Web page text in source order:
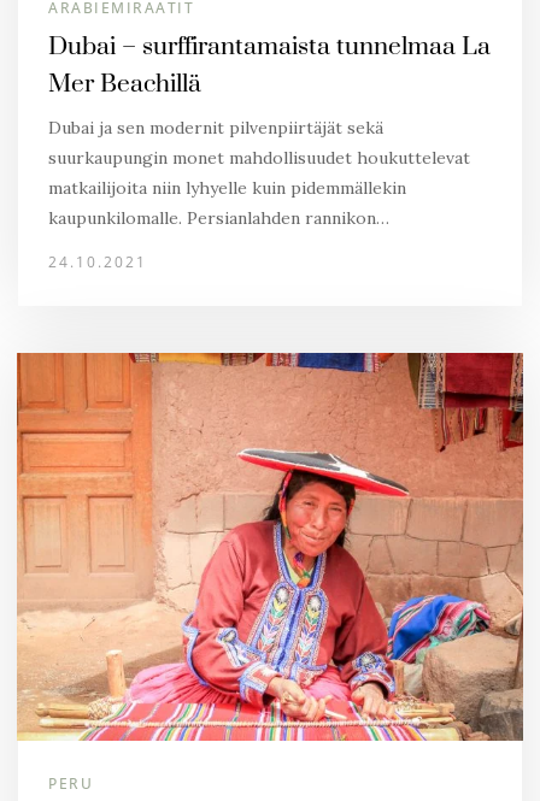
ARABIEMIRAATIT
Dubai – surffirantamaista tunnelmaa La
Mer Beachillä
Dubai ja sen modernit pilvenpiirtäjät sekä
suurkaupungin monet mahdollisuudet houkuttelevat
matkailijoita niin lyhyelle kuin pidemmällekin
kaupunkilomalle. Persianlahden rannikon…
24.10.2021
PERU